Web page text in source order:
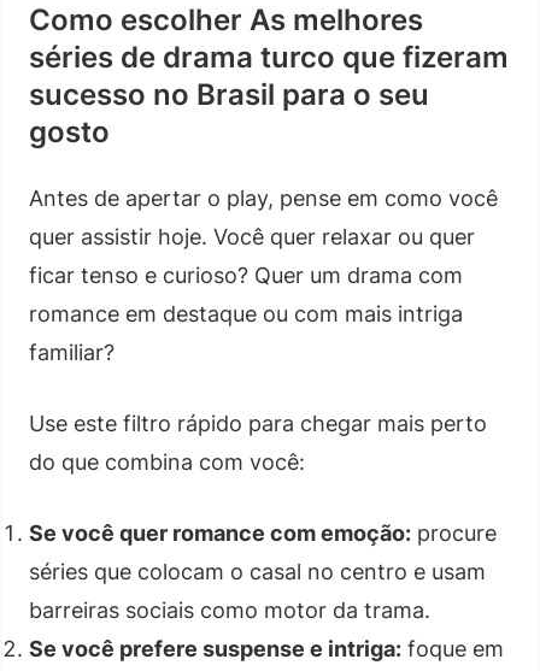
Como escolher As melhores
séries de drama turco que fizeram
sucesso no Brasil para o seu
gosto
Antes de apertar o play, pense em como você
quer assistir hoje. Você quer relaxar ou quer
ficar tenso e curioso? Quer um drama com
romance em destaque ou com mais intriga
familiar?
Use este filtro rápido para chegar mais perto
do que combina com você:
Se você quer romance com emoção: procure
séries que colocam o casal no centro e usam
barreiras sociais como motor da trama.
Se você prefere suspense e intriga: foque em